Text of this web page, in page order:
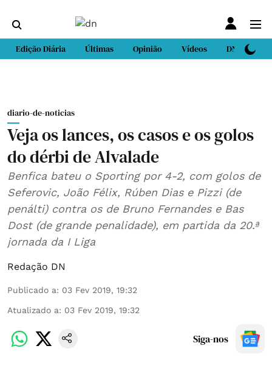
Edição Diária Últimas Opinião Vídeos DN Sport
diario-de-noticias
Veja os lances, os casos e os golos
do dérbi de Alvalade
Benfica bateu o Sporting por 4-2, com golos de
Seferovic, João Félix, Rúben Dias e Pizzi (de
penálti) contra os de Bruno Fernandes e Bas
Dost (de grande penalidade), em partida da 20.ª
jornada da I Liga
Redação DN
Publicado a: 03 Fev 2019, 19:32
Atualizado a: 03 Fev 2019, 19:32
Siga-nos